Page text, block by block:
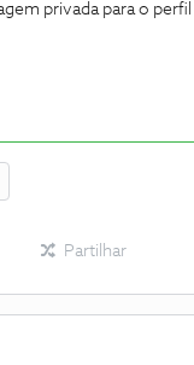
privada para o perfil
Partilhar